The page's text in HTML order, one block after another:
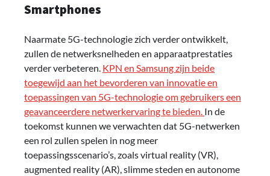
Smartphones
Naarmate 5G-technologie zich verder ontwikkelt,
zullen de netwerksnelheden en apparaatprestaties
verder verbeteren. KPN en Samsung zijn beide
toegewijd aan het bevorderen van innovatie en
toepassingen van 5G-technologie om gebruikers een
geavanceerdere netwerkervaring te bieden. In de
toekomst kunnen we verwachten dat 5G-netwerken
een rol zullen spelen in nog meer
toepassingsscenario’s, zoals virtual reality (VR),
augmented reality (AR), slimme steden en autonome